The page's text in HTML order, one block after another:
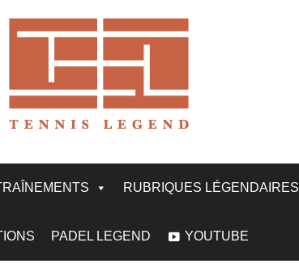
RUBRIQUES LÉGENDAIRES
PADEL LEGEND YOUTUBE